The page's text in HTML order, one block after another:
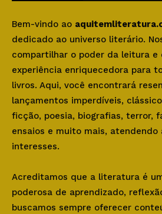
Bem-vindo ao
dedicado ao universo literário.
compartilhar o poder da leitura e
experiência enriquecedora para
livros. Aqui, você encontrará
lançamentos imperdíveis,
ficção, poesia, biografias, terror,
ensaios e muito mais,
interesses.
Acreditamos que a literatura é
poderosa de aprendizado,
buscamos sempre oferecer